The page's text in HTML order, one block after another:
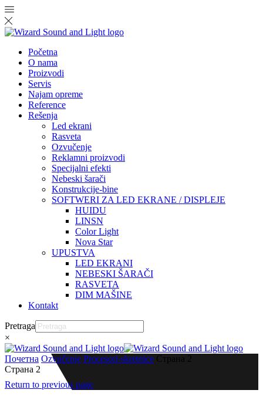
Početna
O nama
Proizvodi
Servis
Najam opreme
Reference
Rešenja
Led ekrani
Rasveta
Ozvučenje
Reklamni proizvodi
Specijalni efekti
Nebeski šarači
Konstrukcije-bine
SOFTWERI ZA LED EKRANE / DISPLEJE
HUIDU
LINSN
Color Light
Nova Star
UPUSTVA
LED EKRANI
NEBESKI ŠARAČI
RASVETA
DIM MAŠINE
Kontakt
Pretraga
×
Почетна Ozvučenje Procesori-skretnice Страна 2
Страна 2
Return to previous page